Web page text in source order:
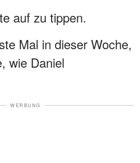
auf zu tippen.
Mal in dieser Woche,
wie Daniel
WERBUNG